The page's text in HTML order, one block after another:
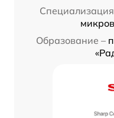
Образование –